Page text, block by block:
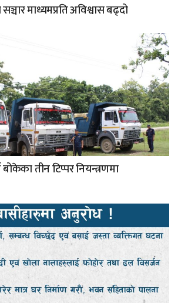
माध्यमप्रति अविश्वास बढ्दो
तीन टिप्पर नियन्त्रणमा